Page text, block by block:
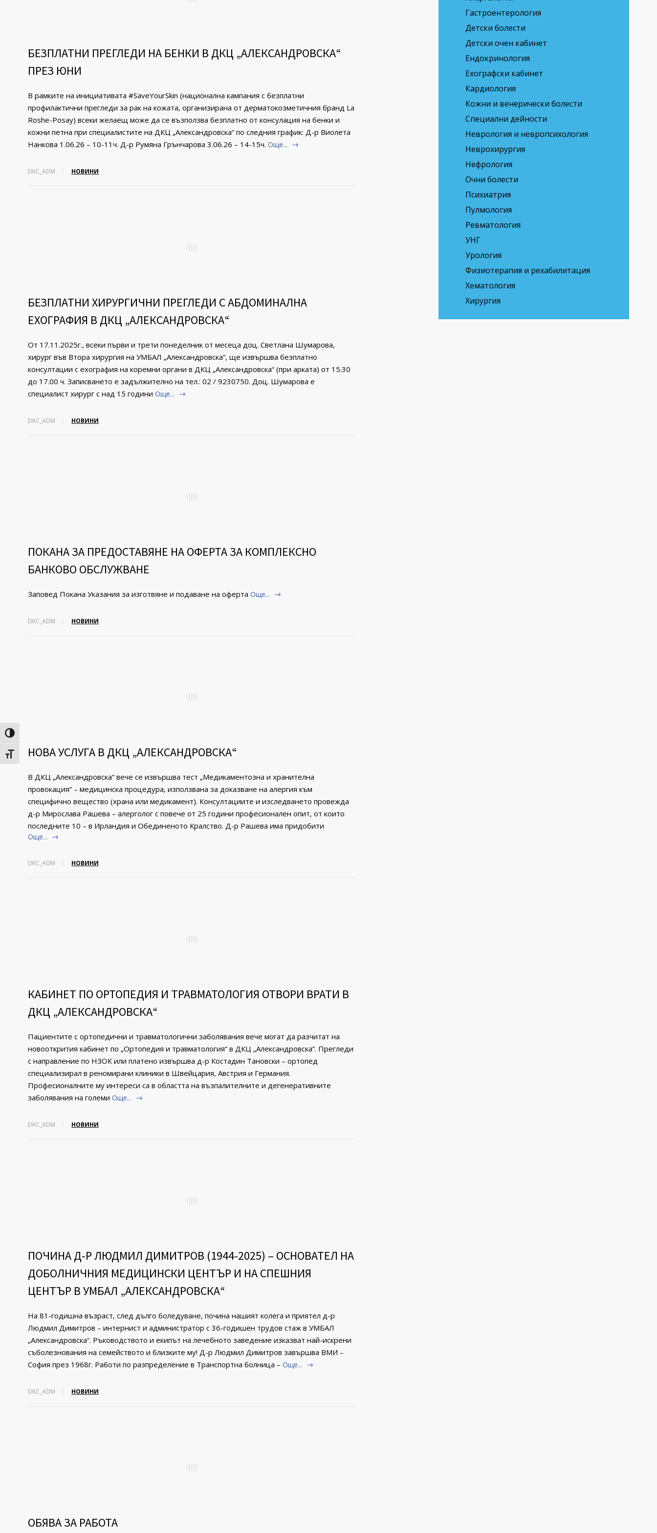
Toggle High Contrast
Toggle Font size
БЕЗПЛАТНИ ПРЕГЛЕДИ НА БЕНКИ В ДКЦ „АЛЕКСАНДРОВСКА“
ПРЕЗ ЮНИ
В рамките на инициативата #SaveYourSkin (национална кампания с безплатни
профилактични прегледи за рак на кожата, организирана от дерматокозметичния бранд La
Roshe-Posay) всеки желаещ може да се възползва безплатно от консулация на бенки и
кожни петна при специалистите на ДКЦ „Александровска“ по следния график: Д-р Виолета
Нанкова 1.06.26 – 10-11ч. Д-р Румяна Грънчарова 3.06.26 – 14-15ч. Още...
DKC_ADM НОВИНИ
БЕЗПЛАТНИ ХИРУРГИЧНИ ПРЕГЛЕДИ С АБДОМИНАЛНА
ЕХОГРАФИЯ В ДКЦ „АЛЕКСАНДРОВСКА“
От 17.11.2025г., всеки първи и трети понеделник от месеца доц. Светлана Шумарова,
хирург във Втора хирургия на УМБАЛ „Александровска“, ще извършва безплатно
консултации с ехография на коремни органи в ДКЦ „Александровска“ (при арката) от 15.30
до 17.00 ч. Записването е задължително на тел.: 02 / 9230750. Доц. Шумарова е
специалист хирург с над 15 години Още...
DKC_ADM НОВИНИ
ПОКАНА ЗА ПРЕДОСТАВЯНЕ НА ОФЕРТА ЗА КОМПЛЕКСНО
БАНКОВО ОБСЛУЖВАНЕ
Заповед Покана Указания за изготвяне и подаване на оферта Още...
DKC_ADM НОВИНИ
НОВА УСЛУГА В ДКЦ „АЛЕКСАНДРОВСКА“
В ДКЦ „Александровска“ вече се извършва тест „Медикаментозна и хранителна
провокация“ – медицинска процедура, използвана за доказване на алергия към
специфично вещество (храна или медикамент). Консултациите и изследването провежда
д-р Мирослава Рашева – алерголог с повече от 25 години професионален опит, от които
последните 10 – в Ирландия и Обединеното Кралство. Д-р Рашева има придобити
Още...
DKC_ADM НОВИНИ
КАБИНЕТ ПО ОРТОПЕДИЯ И ТРАВМАТОЛОГИЯ ОТВОРИ ВРАТИ В
ДКЦ „АЛЕКСАНДРОВСКА“
Пациентите с opтoпeдични и травматологични зaбoлявaния вече могат да разчитат на
новооткрития кабинет по „Ортопедия и травматология“ в ДКЦ „Александровска“. Прегледи
с направление по НЗОК или платено извършва д-р Костадин Тановски – ортопед
специализирал в реномирани клиники в Швейцария, Австрия и Германия.
Професионалните му интереси са в областта на възпалителните и дегенеративните
заболявания на големи Още...
DKC_ADM НОВИНИ
ПОЧИНА Д-Р ЛЮДМИЛ ДИМИТРОВ (1944-2025) – ОСНОВАТЕЛ НА
ДОБОЛНИЧНИЯ МЕДИЦИНСКИ ЦЕНТЪР И НА СПЕШНИЯ
ЦЕНТЪР В УМБАЛ „АЛЕКСАНДРОВСКА“
На 81-годишна възраст, след дълго боледуване, почина нашият колега и приятел д-р
Людмил Димитров – интернист и администратор с 36-годишен трудов стаж в УМБАЛ
„Александровска“. Ръководството и екипът на лечебното заведение изказват най-искрени
съболезнования на семейството и близките му! Д-р Людмил Димитров завършва ВМИ –
София през 1968г. Работи по разпределение в Транспортна болница – Още...
DKC_ADM НОВИНИ
ОБЯВА ЗА РАБОТА
Гастроентерология
Детски болести
Детски очен кабинет
Ендокринология
Ехографски кабинет
Кардиология
Кожни и венерически болести
Специални дейности
Неврология и невропсихология
Неврохирургия
Нефрология
Очни болести
Психиатрия
Пулмология
Ревматология
УНГ
Урология
Физиотерапия и рехабилитация
Хематология
Хирургия